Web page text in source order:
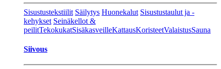
Sisustustekstiilit Säilytys Huonekalut Sisustustaulut ja -
kehykset Seinäkellot &
peilitTekokukatSisäkasveilleKattausKoristeetValaistusSauna
Siivous